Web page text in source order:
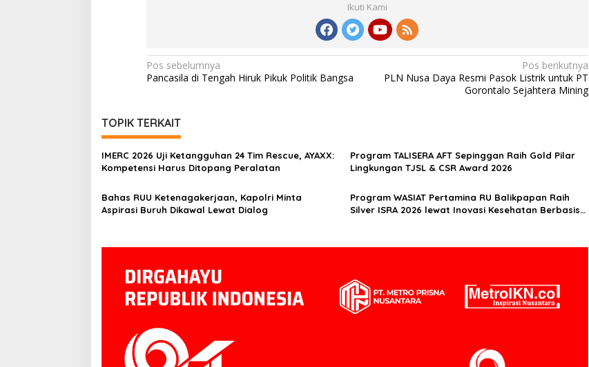
Ikuti Kami
Navigasi
pos
Pos sebelumnya
Pancasila di Tengah Hiruk Pikuk Politik Bangsa
Pos berikutnya
PLN Nusa Daya Resmi Pasok Listrik untuk PT
Gorontalo Sejahtera Mining
TOPIK TERKAIT
IMERC 2026 Uji Ketangguhan 24 Tim Rescue, AYAXX:
Kompetensi Harus Ditopang Peralatan
Program TALISERA AFT Sepinggan Raih Gold Pilar
Lingkungan TJSL & CSR Award 2026
Bahas RUU Ketenagakerjaan, Kapolri Minta
Aspirasi Buruh Dikawal Lewat Dialog
Program WASIAT Pertamina RU Balikpapan Raih
Silver ISRA 2026 lewat Inovasi Kesehatan Berbasis